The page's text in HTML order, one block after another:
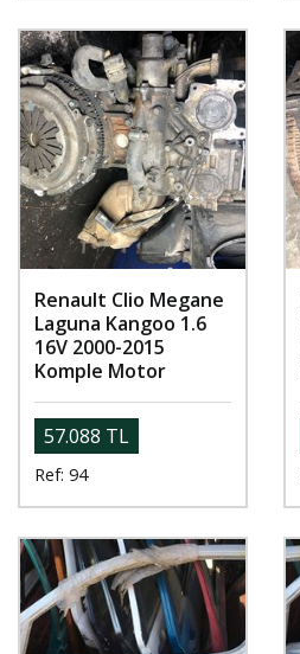
Renault Clio Megane
Laguna Kangoo 1.6
16V 2000-2015
Komple Motor
57.088 TL
Ref: 94